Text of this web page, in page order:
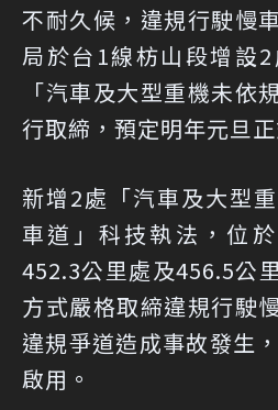
不耐久候，違規行駛慢
局於台1線枋山段增設2
「汽車及大型重機未依
行取締，預定明年元旦正
新增2處「汽車及大型
車道」科技執法，位
452.3公里處及456.5公
方式嚴格取締違規行駛
違規爭道造成事故發生
啟用。